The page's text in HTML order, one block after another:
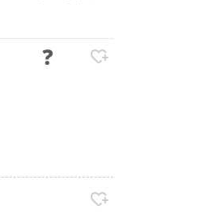
❓ 
